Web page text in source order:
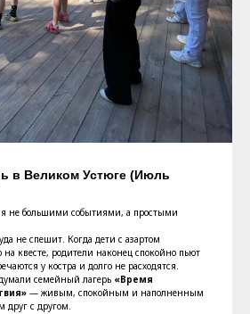
в Великом Устюге (Июль
не большими событиями, а простыми
не спешит. Когда дети с азартом
на квесте, родители наконец спокойно пьют
у костра и долго не расходятся.
семейный лагерь «Время
— живым, спокойным и наполненным
с другом.